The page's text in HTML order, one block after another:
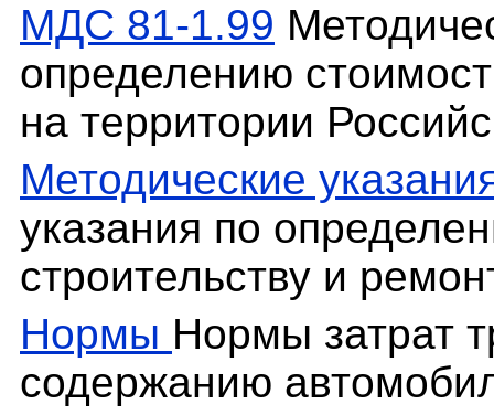
МДС 81-1.99
определению
на территории
Методические
указания по
строительству и
Нормы Нормы затрат
содержанию